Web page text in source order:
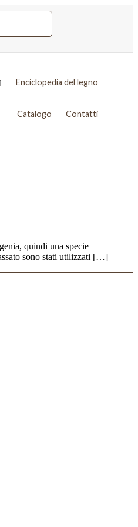
Enciclopedia del legno
Catalogo Contatti
quindi una specie
sono stati utilizzati […]